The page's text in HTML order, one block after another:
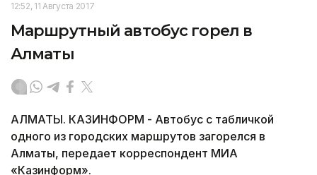
12:52, 11 Августа 2017
Маршрутный автобус горел в
Алматы
АЛМАТЫ. КАЗИНФОРМ - Автобус с табличкой
одного из городских маршрутов загорелся в
Алматы, передает корреспондент МИА
«Казинформ».